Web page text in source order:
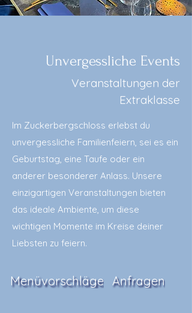
Unvergessliche Events
Veranstaltungen der
Extraklasse
Im Zuckerbergschloss erlebst du
unvergessliche Familienfeiern, sei es ein
Geburtstag, eine Taufe oder ein
anderer besonderer Anlass. Unsere
einzigartigen Veranstaltungen bieten
das ideale Ambiente, um diese
wichtigen Momente im Kreise deiner
Liebsten zu feiern.
Menüvorschläge Anfragen